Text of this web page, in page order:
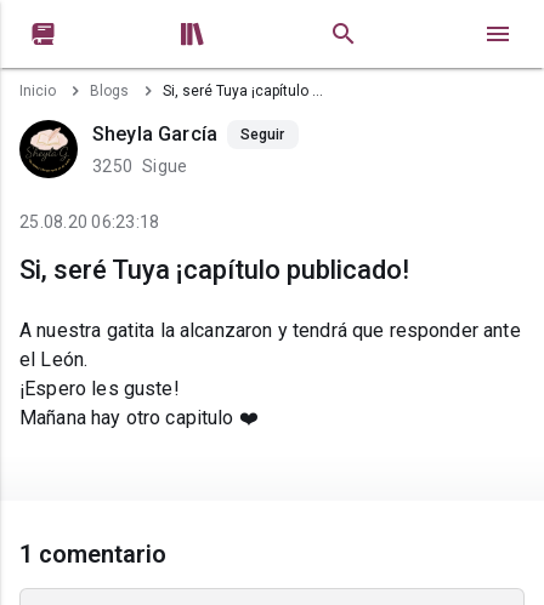
 
Inicio Blogs Si, seré Tuya ¡capítulo publicado!
Sheyla García Seguir
3250 Sigue
25.08.20 06:23:18
Si, seré Tuya ¡capítulo publicado!
A nuestra gatita la alcanzaron y tendrá que responder ante
el León.
¡Espero les guste!
Mañana hay otro capitulo ❤️
1 comentario